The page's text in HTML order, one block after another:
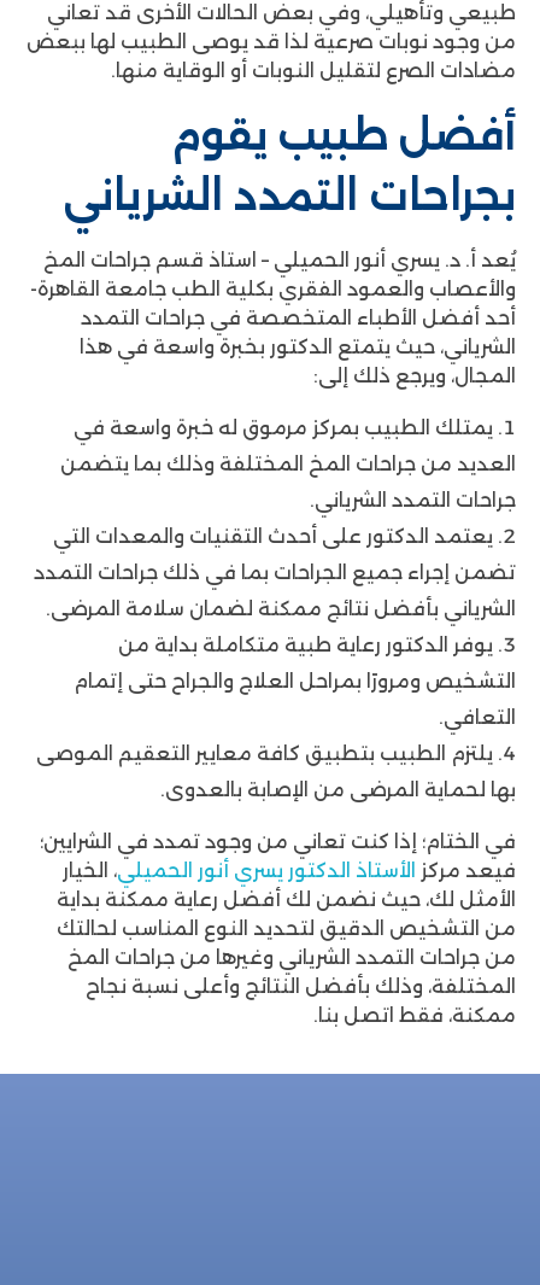
طبيعي وتأهيلي، وفي بعض الحالات الأخرى قد تعاني
من وجود نوبات صرعية لذا قد يوصى الطبيب لها ببعض
مضادات الصرع لتقليل النوبات أو الوقاية منها.
أفضل طبيب يقوم
بجراحات التمدد الشرياني
يُعد أ. د. يسري أنور الحميلي – استاذ قسم جراحات المخ
والأعصاب والعمود الفقري بكلية الطب جامعة القاهرة-
أحد أفضل الأطباء المتخصصة في جراحات التمدد
الشرياني، حيث يتمتع الدكتور بخبرة واسعة في هذا
المجال، ويرجع ذلك إلى:
يمتلك الطبيب بمركز مرموق له خبرة واسعة في
العديد من جراحات المخ المختلفة وذلك بما يتضمن
جراحات التمدد الشرياني.
يعتمد الدكتور على أحدث التقنيات والمعدات التي
تضمن إجراء جميع الجراحات بما في ذلك جراحات التمدد
الشرياني بأفضل نتائج ممكنة لضمان سلامة المرضى.
يوفر الدكتور رعاية طبية متكاملة بداية من
التشخيص ومرورًا بمراحل العلاج والجراح حتى إتمام
التعافي.
يلتزم الطبيب بتطبيق كافة معايير التعقيم الموصى
بها لحماية المرضى من الإصابة بالعدوى.
في الختام؛ إذا كنت تعاني من وجود تمدد في الشرايين؛
فيعد مركز
الأستاذ الدكتور يسري أنور الحميلي، الخيار
الأمثل لك، حيث نضمن لك أفضل رعاية ممكنة بداية
من التشخيص الدقيق لتحديد النوع المناسب لحالتك
من جراحات التمدد الشرياني وغيرها من جراحات المخ
المختلفة، وذلك بأفضل النتائج وأعلى نسبة نجاح
ممكنة، فقط اتصل بنا.